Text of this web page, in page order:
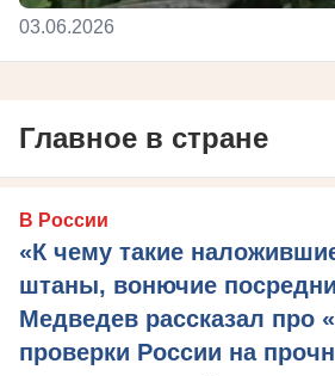
03.06.2026
Главное в стране
В России
«К чему такие
штаны, вонючие
Медведев рассказал про
проверки России на